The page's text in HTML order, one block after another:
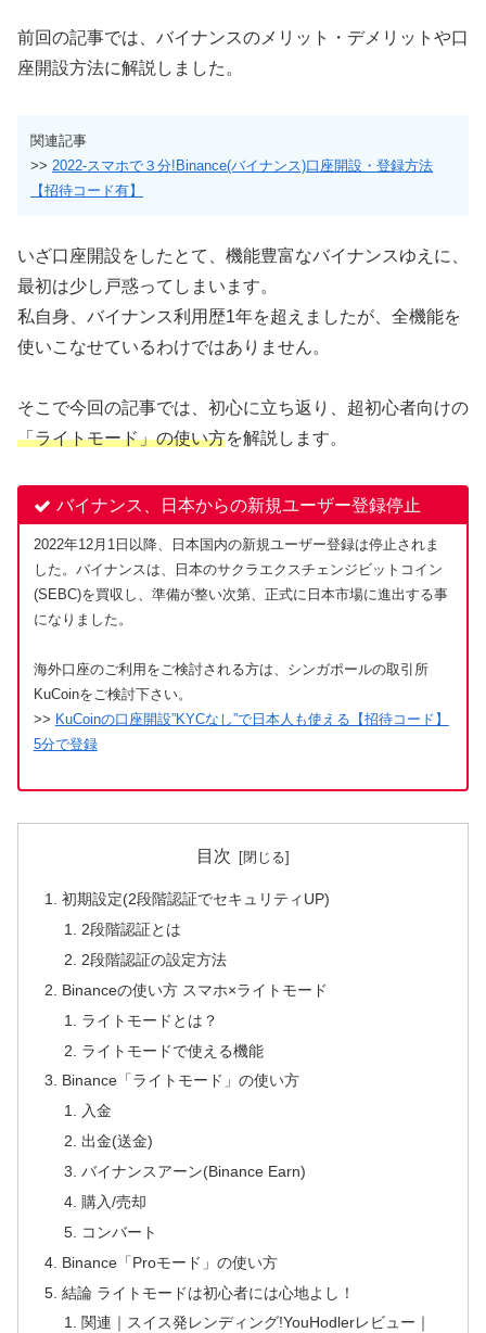
前回の記事では、バイナンスのメリット・デメリットや口
座開設方法に解説しました。
関連記事
>> 2022-スマホで３分!Binance(バイナンス)口座開設・登録方法
【招待コード有】
いざ口座開設をしたとて、機能豊富なバイナンスゆえに、
最初は少し戸惑ってしまいます。
私自身、バイナンス利用歴1年を超えましたが、全機能を
使いこなせているわけではありません。
そこで今回の記事では、初心に立ち返り、超初心者向けの
「ライトモード」の使い方を解説します。
バイナンス、日本からの新規ユーザー登録停止
2022年12月1日以降、日本国内の新規ユーザー登録は停止されま
した。バイナンスは、日本のサクラエクスチェンジビットコイン
(SEBC)を買収し、準備が整い次第、正式に日本市場に進出する事
になりました。
海外口座のご利用をご検討される方は、シンガポールの取引所
KuCoinをご検討下さい。
>> KuCoinの口座開設”KYCなし”で日本人も使える【招待コード】
5分で登録
目次
初期設定(2段階認証でセキュリティUP)
2段階認証とは
2段階認証の設定方法
Binanceの使い方 スマホ×ライトモード
ライトモードとは？
ライトモードで使える機能
Binance「ライトモード」の使い方
入金
出金(送金)
バイナンスアーン(Binance Earn)
購入/売却
コンバート
Binance「Proモード」の使い方
結論 ライトモードは初心者には心地よし！
関連｜スイス発レンディング!YouHodlerレビュー｜